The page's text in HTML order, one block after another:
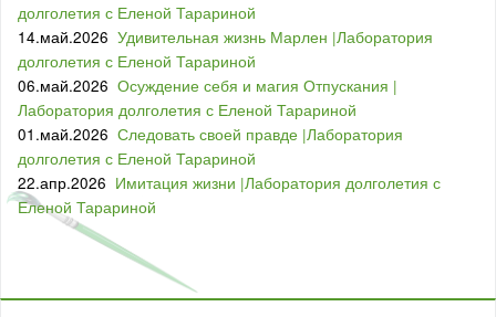
долголетия с Еленой Тарариной
14.май.2026 Удивительная жизнь Марлен |Лаборатория
долголетия с Еленой Тарариной
06.май.2026 Осуждение себя и магия Отпускания |
Лаборатория долголетия с Еленой Тарариной
01.май.2026 Следовать своей правде |Лаборатория
долголетия с Еленой Тарариной
22.апр.2026 Имитация жизни |Лаборатория долголетия с
Еленой Тарариной